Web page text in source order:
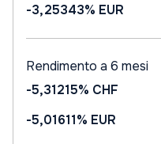
-3,25343% EUR
Rendimento a 6 mesi
-5,31215% CHF
-5,01611% EUR